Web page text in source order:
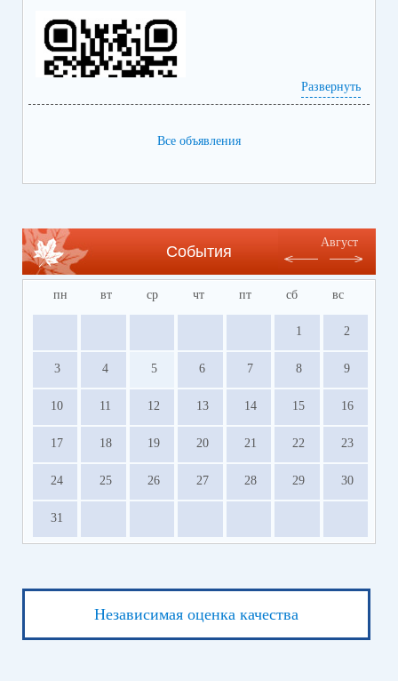
содействия развитию сферы отдыха и
https://centrleto.ru
Развернуть
Все объявления
События
Август
пн вт ср чт пт сб вс
1 2
3 4 5 6 7 8 9
10 11 12 13 14 15 16
17 18 19 20 21 22 23
24 25 26 27 28 29 30
31
Независимая оценка качества